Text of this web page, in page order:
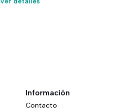
Información
Contacto